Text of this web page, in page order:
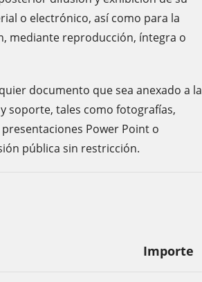
o electrónico, así como para la
mediante reproducción, íntegra o
documento que sea anexado a la
soporte, tales como fotografías,
Power Point o
pública sin restricción.
Importe